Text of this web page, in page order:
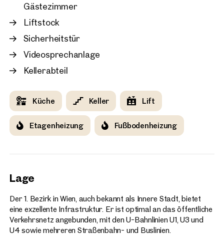
Gästezimmer
Liftstock
Sicherheitstür
Videosprechanlage
Kellerabteil
Küche Keller Lift
Etagenheizung Fußbodenheizung
Lage
Der 1. Bezirk in Wien, auch bekannt als Innere Stadt, bietet
eine exzellente Infrastruktur. Er ist optimal an das öffentliche
Verkehrsnetz angebunden, mit den U-Bahnlinien U1, U3 und
U4 sowie mehreren Straßenbahn- und Buslinien.